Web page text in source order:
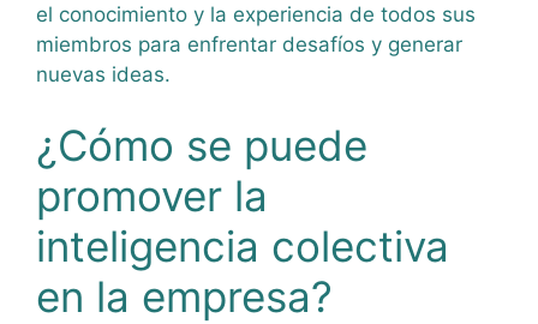
el conocimiento y la experiencia de todos sus
miembros para enfrentar desafíos y generar
nuevas ideas.
¿Cómo se puede
promover la
inteligencia colectiva
en la empresa?